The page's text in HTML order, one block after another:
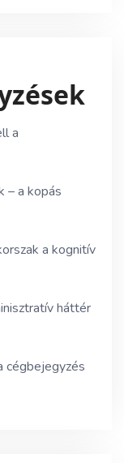
a
– a kopás
a kognitív
háttér
cégbejegyzés